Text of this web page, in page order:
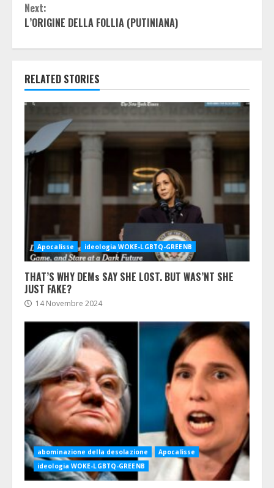
Next:
L’ORIGINE DELLA FOLLIA (PUTINIANA)
RELATED STORIES
Apocalisse ideologia WOKE-LGBTQ-GREENB
THAT’S WHY DEMs SAY SHE LOST. BUT WAS’NT SHE
JUST FAKE?
14 Novembre 2024
abominazione della desolazione
Apocalisse
ideologia WOKE-LGBTQ-GREENB